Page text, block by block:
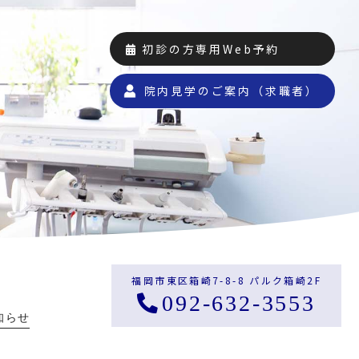
らせ
初診の方専用Web予約
院内見学のご案内（求職者）
福岡市東区箱崎7-8-8 パルク箱崎2F
092-632-3553